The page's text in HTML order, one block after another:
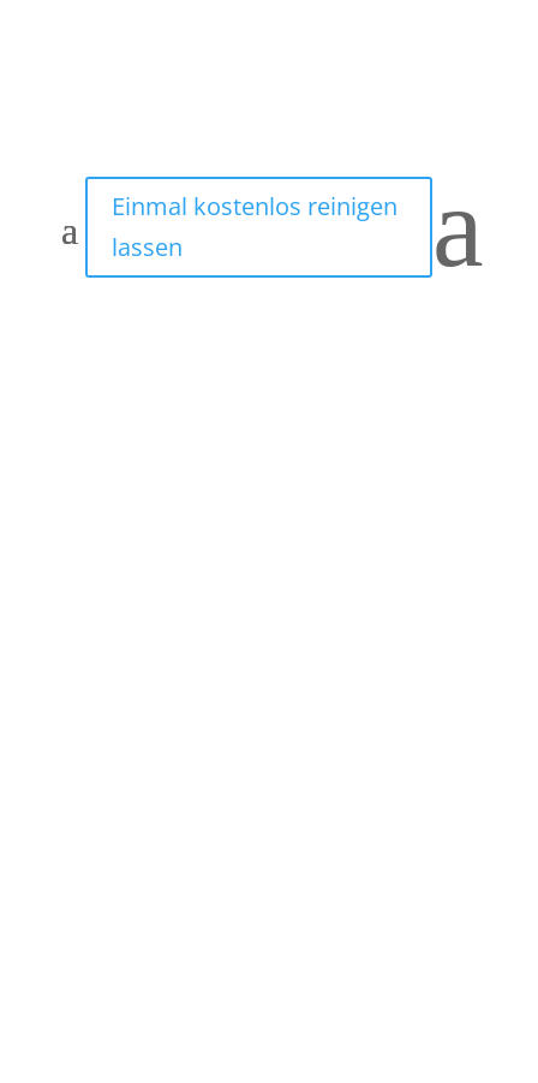
Einmal kostenlos reinigen
lassen
a